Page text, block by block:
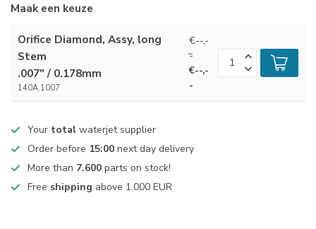
Maak een keuze
Orifice Diamond, Assy, long
Stem
.007" / 0.178mm
140A.1007
€--,-
-
€--,-
-
Your total waterjet supplier
Order before 15:00 next day delivery
More than 7.600 parts on stock!
Free shipping above 1.000 EUR